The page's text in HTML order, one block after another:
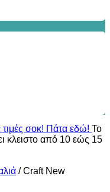
τιμές σοκ! Πάτα εδώ! Το
κλειστο από 10 εώς 15
/Craft New